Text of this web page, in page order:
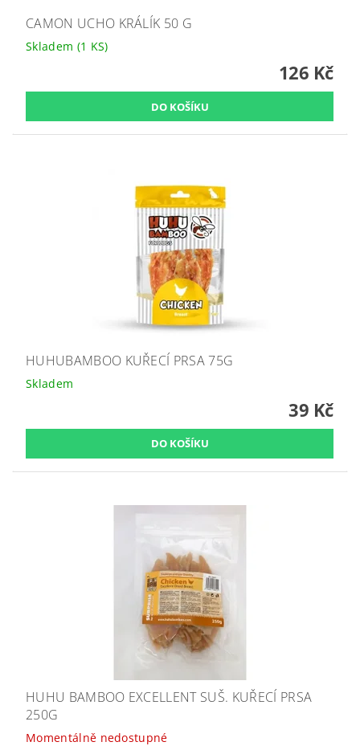
CAMON UCHO KRÁLÍK 50 G
Skladem (1 KS)
126 Kč
HUHUBAMBOO KUŘECÍ PRSA 75G
Skladem
39 Kč
HUHU BAMBOO EXCELLENT SUŠ. KUŘECÍ PRSA
250G
Momentálně nedostupné